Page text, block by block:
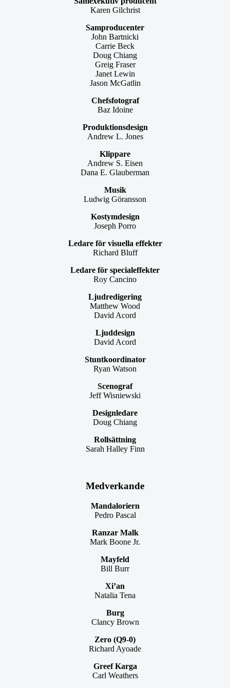
Karen Gilchrist
Samproducenter
John Bartnicki
Carrie Beck
Doug Chiang
Greig Fraser
Janet Lewin
Jason McGatlin
Chefsfotograf
Baz Idoine
Produktionsdesign
Andrew L. Jones
Klippare
Andrew S. Eisen
Dana E. Glauberman
Musik
Ludwig Göransson
Kostymdesign
Joseph Porro
Ledare för visuella effekter
Richard Bluff
Ledare för specialeffekter
Roy Cancino
Ljudredigering
Matthew Wood
David Acord
Ljuddesign
David Acord
Stuntkoordinator
Ryan Watson
Scenograf
Jeff Wisniewski
Designledare
Doug Chiang
Rollsättning
Sarah Halley Finn
Medverkande
Mandaloriern
Pedro Pascal
Ranzar Malk
Mark Boone Jr.
Mayfeld
Bill Burr
Xi’an
Natalia Tena
Burg
Clancy Brown
Zero (Q9-0)
Richard Ayoade
Greef Karga
Carl Weathers